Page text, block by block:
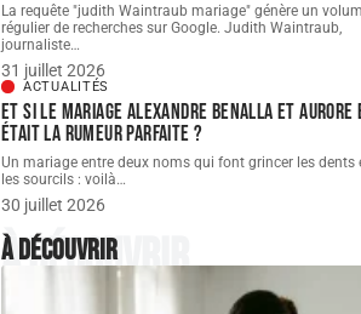
La requête "judith Waintraub mariage" génère un
régulier de recherches sur Google. Judith Waintraub,
journaliste…
31 juillet 2026
ACTUALITÉS
Et si le Mariage Alexandre Benalla et Aurore
était la rumeur parfaite ?
Un mariage entre deux noms qui font grincer les dents
les sourcils : voilà…
30 juillet 2026
À découvrir
À découvrir